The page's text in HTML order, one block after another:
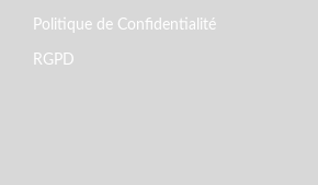
Politique de Confidentialité
RGPD